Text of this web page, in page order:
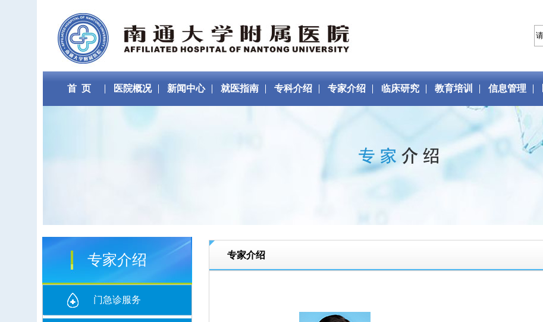
首 页 医院概况 新闻中心 就医指南 专科介绍 专家介绍 临床研究 教育培训 信息管理
专家介绍
门急诊服务
专家介绍